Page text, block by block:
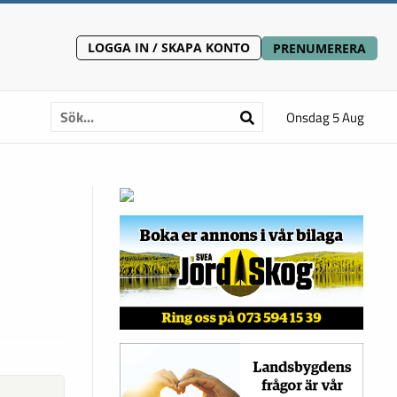
LOGGA IN / SKAPA KONTO PRENUMERERA
Onsdag 5 Aug